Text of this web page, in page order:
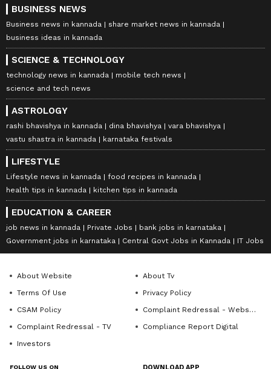
BUSINESS NEWS
Business news in kannada
share market news in kannada
business ideas in kannada
SCIENCE & TECHNOLOGY
technology news in kannada
mobile tech news
science and tech news
ASTROLOGY
rashi bhavishya in kannada dina bhavishya
vara bhavishya
vastu shastra in kannada
karnataka festivals
LIFESTYLE
Lifestyle news in kannada
food recipes in kannada
health tips in kannada
kitchen tips in kannada
EDUCATION & CAREER
job news in kannada Private Jobs
bank jobs in karnataka
Government jobs in karnataka
Central Govt Jobs in Kannada IT Jobs
About Website
About Tv
Terms Of Use
Privacy Policy
CSAM Policy
Complaint Redressal - Website
Complaint Redressal - TV
Compliance Report Digital
Investors
FOLLOW US ON DOWNLOAD APP